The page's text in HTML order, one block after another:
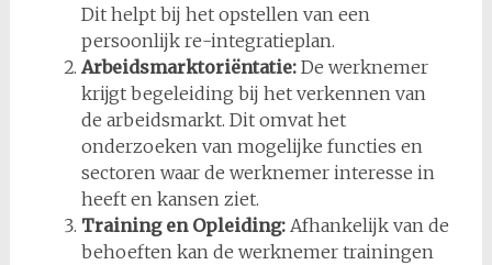
Dit helpt bij het opstellen van een
persoonlijk re-integratieplan.
Arbeidsmarktoriëntatie:De werknemer
krijgt begeleiding bij het verkennen van
de arbeidsmarkt. Dit omvat het
onderzoeken van mogelijke functies en
sectoren waar de werknemer interesse in
heeft en kansen ziet.
Training en Opleiding:Afhankelijk van de
behoeften kan de werknemer trainingen